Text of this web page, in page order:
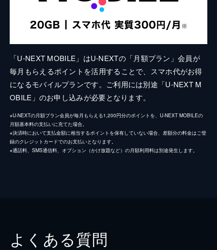
「U-NEXT MOBILE」はU-NEXTの「月額プラン」会員が
毎月もらえるポイントを活用することで、スマホ代がお得
になるモバイルプランです。ご利用には別途「U-NEXT M
OBILE」のお申し込みが必要となります。
※U-NEXTの月額プラン会員が毎月もらえる1,200円分のポイントを、U-NEXT MOBILEの
月額基本料の支払いに充てた場合。
※決済時において支払金額に相当するポイントを保有していない場合、差額分の料金はご登
録のクレジットカードでのお支払いとなります。
※通話料、SMS通信料、オプション（かけ放題など）の月額利用料は別途発生します。
よくある質問